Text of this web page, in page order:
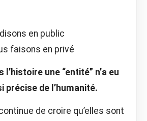
en public
faisons en privé
l’histoire une “entité” n’a eu
précise de l’humanité.
de croire qu’elles sont